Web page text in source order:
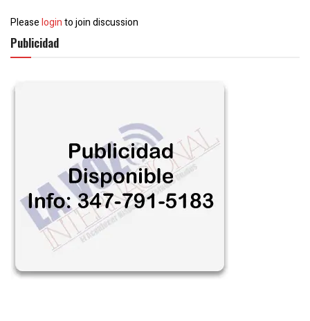
Pleaseloginto join discussion
Publicidad